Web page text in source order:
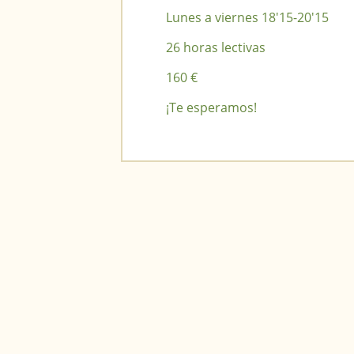
Lunes a viernes 18'15-20'15
26 horas lectivas
160 €
¡Te esperamos!